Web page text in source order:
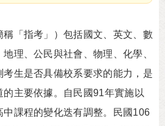
「指考」）包括國文、英文、數
理、公民與社會、物理、化學、
生是否具備校系要求的能力，是
主要依據。自民國91年實施以
中課程的變化迭有調整。民國106